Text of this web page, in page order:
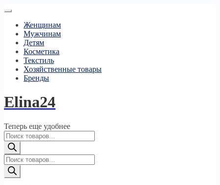
Женщинам
Мужчинам
Детям
Косметика
Текстиль
Хозяйственные товары
Бренды
Elina24
Теперь еще удобнее
Поиск
товаров
Поиск
товаров